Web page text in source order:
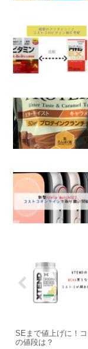
SEまで値上げに！
の値段は？